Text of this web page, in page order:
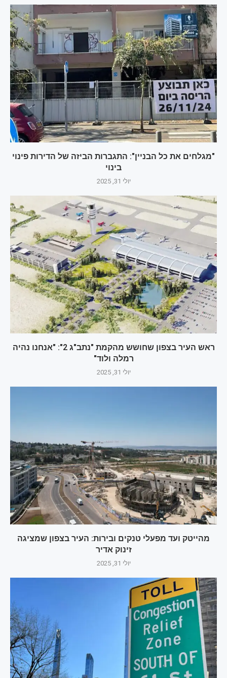
"מגלחים את כל הבניין": התגברות הביזה של הדירות פינוי
בינוי
יולי 31, 2025
ראש העיר בצפון שחושש מהקמת "נתב"ג 2": "אנחנו נהיה
רמלה ולוד"
יולי 31, 2025
מהייטק ועד מפעלי טנקים ובירות: העיר בצפון שמציגה
זינוק אדיר
יולי 31, 2025